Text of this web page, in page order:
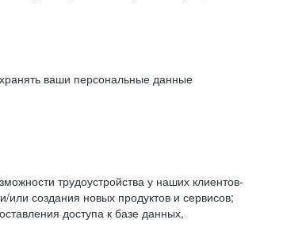
ваши персональные данные
трудоустройства у наших клиентов-
создания новых продуктов и сервисов;
доступа к базе данных,